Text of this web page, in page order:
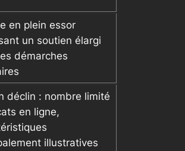
en plein essor
un soutien élargi
démarches
déclin : nombre limité
en ligne,
illustratives